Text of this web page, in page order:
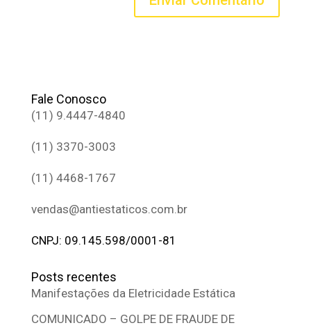
Fale Conosco
(11) 9.4447-4840
(11) 3370-3003
(11) 4468-1767
vendas@antiestaticos.com.br
CNPJ: 09.145.598/0001-81
Posts recentes
Manifestações da Eletricidade Estática
COMUNICADO – GOLPE DE FRAUDE DE